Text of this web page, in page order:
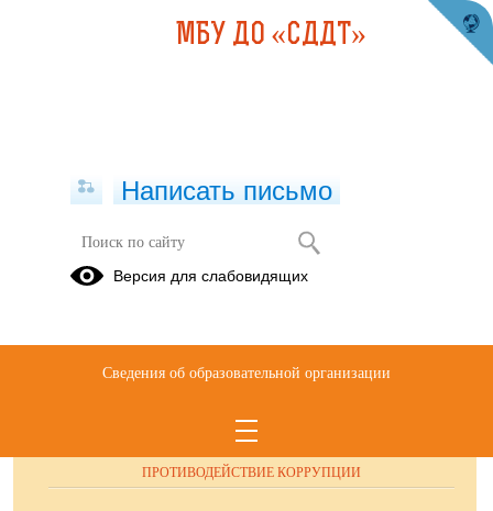
Публикации за 23.09.2025
ОБРАЩЕНИЯ ГРАЖДАН
ПРОТИВОДЕЙСТВИЕ КОРРУПЦИИ
МБУ ДО «СДДТ»
Написать письмо
Версия для слабовидящих
Сведения об образовательной организации